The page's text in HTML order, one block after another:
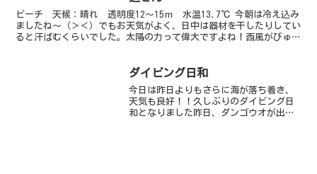
ビーチ 天候：晴れ 透明度12～15ｍ 水温13.7℃ 今朝は冷え込み
ましたね～（＞＜）でもお天気がよく、日中は器材を干したりしてい
ると汗ばむくらいでした。太陽の力って偉大ですよね！西風がびゅ～
ダイビング日和
今日は昨日よりもさらに海が落ち着き、
天気も良好！！久しぶりのダイビング日
和となりました昨日、ダンゴウオが出る